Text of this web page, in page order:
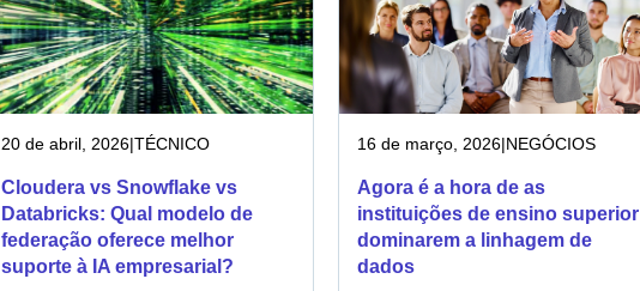
20 de abril, 2026|TÉCNICO
Cloudera vs Snowflake vs
Databricks: Qual modelo de
federação oferece melhor
suporte à IA empresarial?
16 de março, 2026|NEGÓCIOS
Agora é a hora de as
instituições de ensino superior
dominarem a linhagem de
dados